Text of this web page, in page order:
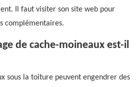
Il faut visiter son site web pour
complémentaires.
de cache-moineaux est-il
sous la toiture peuvent engendrer des